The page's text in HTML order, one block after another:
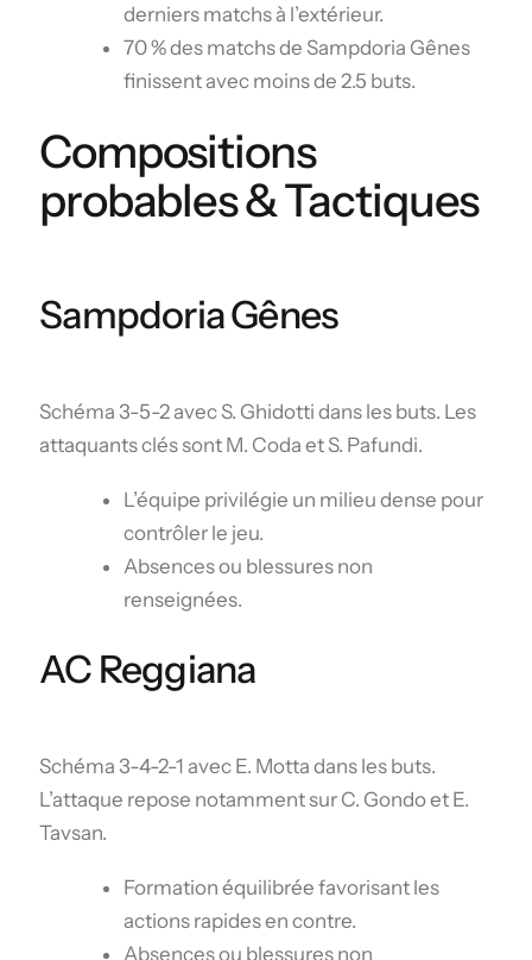
derniers matchs à l’extérieur.
70 % des matchs de Sampdoria Gênes
finissent avec moins de 2.5 buts.
Compositions
probables & Tactiques
Sampdoria Gênes
Schéma 3-5-2 avec S. Ghidotti dans les buts. Les
attaquants clés sont M. Coda et S. Pafundi.
L’équipe privilégie un milieu dense pour
contrôler le jeu.
Absences ou blessures non
renseignées.
AC Reggiana
Schéma 3-4-2-1 avec E. Motta dans les buts.
L’attaque repose notamment sur C. Gondo et E.
Tavsan.
Formation équilibrée favorisant les
actions rapides en contre.
Absences ou blessures non